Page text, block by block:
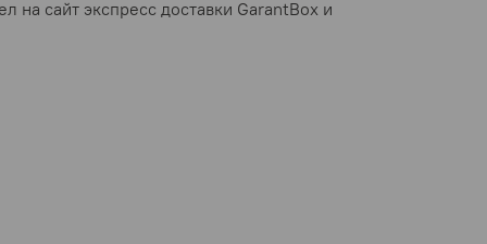
на сайт экспресс доставки GarantBox и